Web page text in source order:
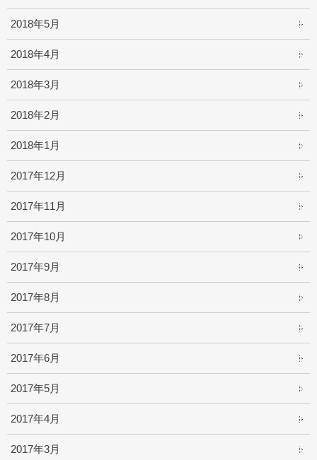
2018年5月
2018年4月
2018年3月
2018年2月
2018年1月
2017年12月
2017年11月
2017年10月
2017年9月
2017年8月
2017年7月
2017年6月
2017年5月
2017年4月
2017年3月